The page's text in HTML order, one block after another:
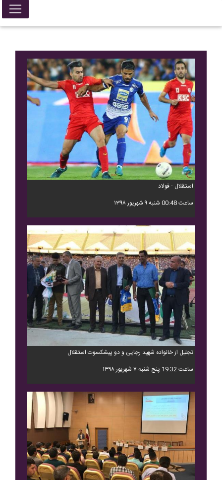
استقلال - فولاد
ساعت 00:48 شنبه ۹ شهریور ۱۳۹۸
تجلیل از خانواده شهید رجایی و دو پیشکسوت استقلال
ساعت 19:32 پنج شنبه ۷ شهریور ۱۳۹۸